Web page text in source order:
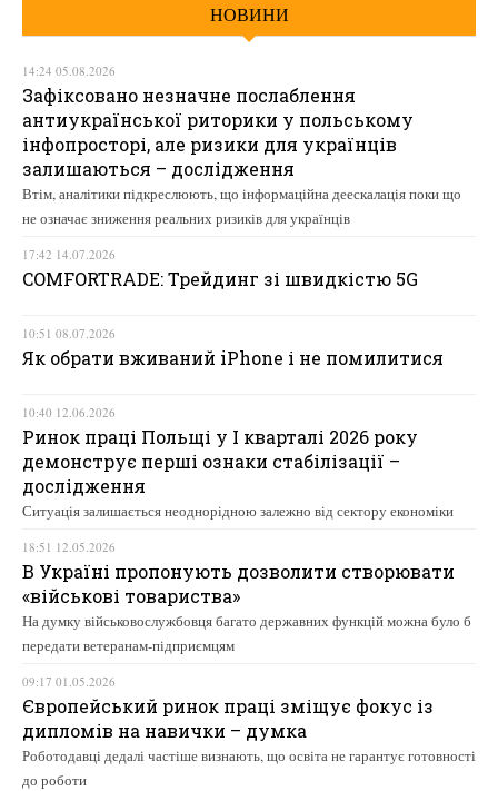
НОВИНИ
14:24 05.08.2026
Зафіксовано незначне послаблення
антиукраїнської риторики у польському
інфопросторі, але ризики для українців
залишаються – дослідження
Втім, аналітики підкреслюють, що інформаційна деескалація поки що
не означає зниження реальних ризиків для українців
17:42 14.07.2026
COMFORTRADE: Трейдинг зі швидкістю 5G
10:51 08.07.2026
Як обрати вживаний iPhone і не помилитися
10:40 12.06.2026
Ринок праці Польщі у І кварталі 2026 року
демонструє перші ознаки стабілізації –
дослідження
Ситуація залишається неоднорідною залежно від сектору економіки
18:51 12.05.2026
В Україні пропонують дозволити створювати
«військові товариства»
На думку військовослужбовця багато державних функцій можна було б
передати ветеранам-підприємцям
09:17 01.05.2026
Європейський ринок праці зміщує фокус із
дипломів на навички – думка
Роботодавці дедалі частіше визнають, що освіта не гарантує готовності
до роботи